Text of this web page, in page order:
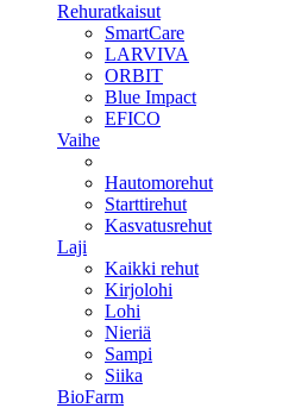
Rehuratkaisut
SmartCare
LARVIVA
ORBIT
Blue Impact
EFICO
Vaihe
Hautomorehut
Starttirehut
Kasvatusrehut
Laji
Kaikki rehut
Kirjolohi
Lohi
Nieriä
Sampi
Siika
BioFarm